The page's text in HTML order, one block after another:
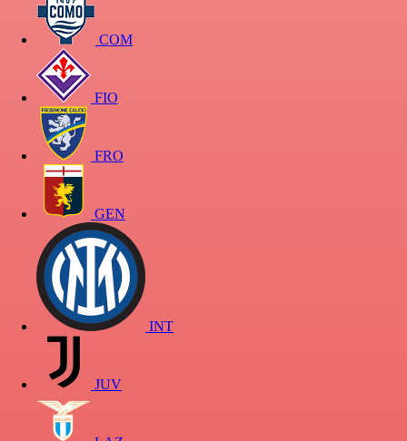
COM
FIO
FRO
GEN
INT
JUV